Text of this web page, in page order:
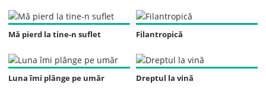
Mă pierd la tine-n suflet Filantropică
Luna îmi plânge pe umăr Dreptul la vină